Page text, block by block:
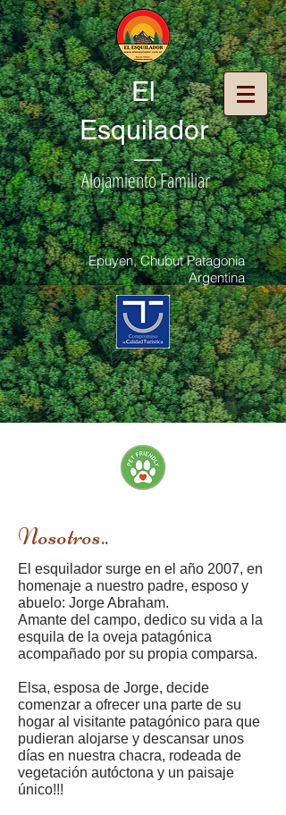
El
Esquilador
Alojamiento Familiar
|
Epuyen, Chubut Patagonia
Argentina
Nosotros..
El esquilador surge en el año 2007, en
homenaje a nuestro padre, esposo y
abuelo: Jorge Abraham.
Amante del campo, dedico su vida a la
esquila de la oveja patagónica
acompañado por su propia comparsa.
Elsa, esposa de Jorge, decide
comenzar a ofrecer una parte de su
hogar al visitante patagónico para que
pudieran alojarse y descansar unos
días en nuestra chacra, rodeada de
vegetación autóctona y un paisaje
único!!!